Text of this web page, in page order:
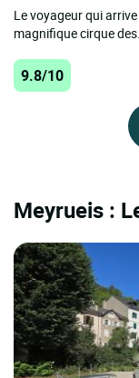
Le voyageur qui
magnifique cirque
9.8/10
Meyrueis :